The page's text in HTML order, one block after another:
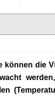
können die